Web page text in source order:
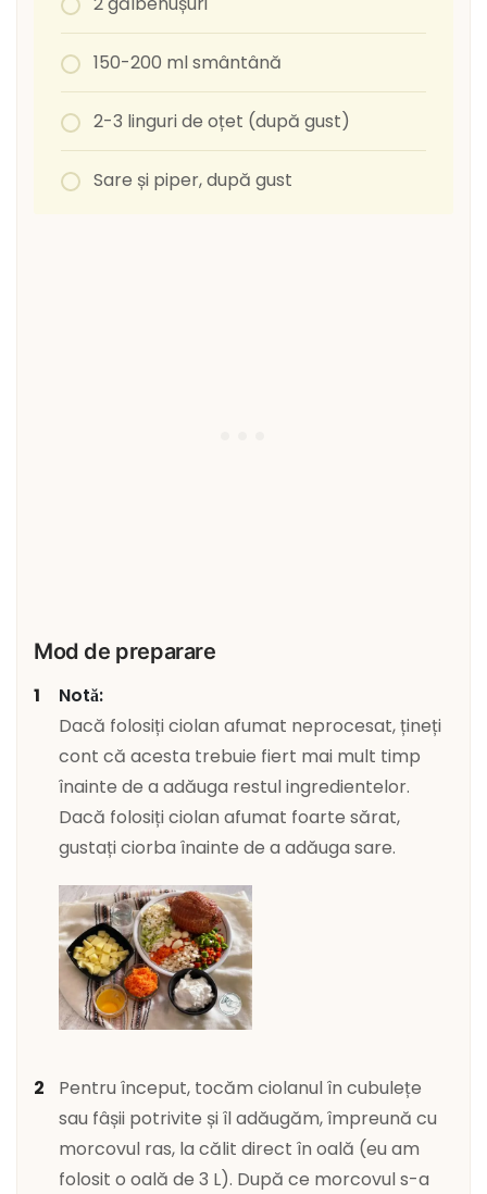
150-200 ml smântână
2-3 linguri de oțet (după gust)
Sare și piper, după gust
Mod de preparare
Notă:
Dacă folosiți ciolan afumat neprocesat, țineți
cont că acesta trebuie fiert mai mult timp
înainte de a adăuga restul ingredientelor.
Dacă folosiți ciolan afumat foarte sărat,
gustați ciorba înainte de a adăuga sare.
Pentru început, tocăm ciolanul în cubulețe
sau fâșii potrivite și îl adăugăm, împreună cu
morcovul ras, la călit direct în oală (eu am
folosit o oală de 3 L). După ce morcovul s-a